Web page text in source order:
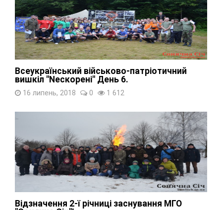
Всеукраїнський військово-патріотичний
вишкіл "Nескорені" День 6.
16 липень, 2018 0 1 612
Відзначення 2-ї річниці заснування МГО